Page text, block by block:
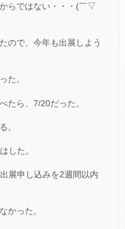
らではない・・・(￣▽
ので、今年も出展しよう
た。
たら、7/20だった。
。
した。
展申し込みを2週間以内
かった。